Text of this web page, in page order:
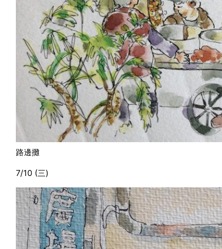
路邊攤
7/10 (三)